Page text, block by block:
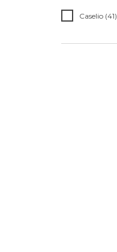
Caselio (41)